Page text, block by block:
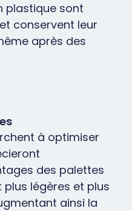
plastique sont
conservent leur
après des
à optimiser
des palettes
plus légères et plus
ainsi la